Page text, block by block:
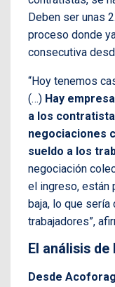
Deben ser unas
proceso donde
consecutiva
“Hoy tenemos
(…) Hay
a los
negociaciones
sueldo a los
negociación
el ingreso, están
baja, lo que sería
trabajadores”,
El análisis
Desde